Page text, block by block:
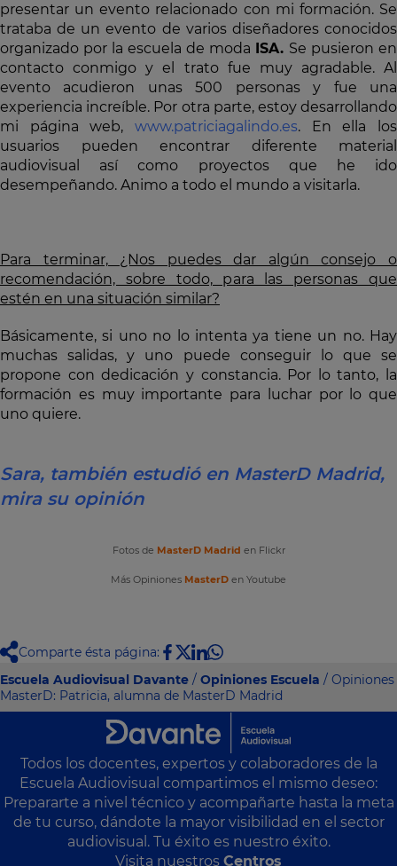
presentar un evento relacionado con mi formación. Se
trataba de un evento de varios diseñadores conocidos
organizado por la escuela de moda ISA. Se pusieron en
contacto conmigo y el trato fue muy agradable. Al
evento acudieron unas 500 personas y fue una
experiencia increíble. Por otra parte, estoy desarrollando
mi página web, www.patriciagalindo.es. En ella los
usuarios pueden encontrar diferente material
audiovisual así como proyectos que he ido
desempeñando. Animo a todo el mundo a visitarla.
Para terminar, ¿Nos puedes dar algún consejo o
recomendación, sobre todo, para las personas que
estén en una situación similar?
Básicamente, si uno no lo intenta ya tiene un no. Hay
muchas salidas, y uno puede conseguir lo que se
propone con dedicación y constancia. Por lo tanto, la
formación es muy importante para luchar por lo que
uno quiere.
Sara, también estudió en MasterD Madrid,
mira su opinión
Fotos de MasterD Madrid en Flickr
Más Opiniones MasterD en Youtube
Comparte ésta página:
Escuela Audiovisual Davante / Opiniones Escuela / Opiniones
MasterD: Patricia, alumna de MasterD Madrid
Todos los docentes, expertos y colaboradores de la
Escuela Audiovisual compartimos el mismo deseo:
Prepararte a nivel técnico y acompañarte hasta la meta
de tu curso, dándote la mayor visibilidad en el sector
audiovisual. Tu éxito es nuestro éxito.
Visita nuestros Centros